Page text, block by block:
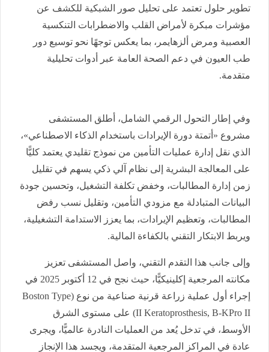
تطوير حلول تعتمد على تحليل صور الشبكية للكشف عن
مؤشرات مبكرة لأمراض القلب والاضطرابات التنكسية
العصبية ومرض ألزهايمر، بما يعكس توجهًا نحو توسيع دور
طب العيون في دعم الصحة العامة عبر أدوات تحليلية
متقدمة.
وفي إطار التحول الرقمي الشامل، أطلق المستشفى
مشروع «أتمتة دورة الإيرادات باستخدام الذكاء الاصطناعي»،
الذي نقل إدارة عمليات التأمين من نموذج تقليدي يعتمد كليًّا
على المعالجة البشرية إلى نظام آلي ذكي يسهم في تقليل
زمن إدارة المطالبات، وخفض تكلفة التشغيل، وتحسين جودة
البيانات المتبادلة مع مزودي التأمين، وتقليل نسب رفض
المطالبات، وتعظيم الإيرادات، بما يعزز الاستدامة التشغيلية،
ويربط الابتكار التقني بالكفاءة المالية.
وإلى جانب هذا التقدم التقني، واصل المستشفى تعزيز
مكانته المرجعية إكلينيكيًّا، حيث نجح في 12 أكتوبر 2025 في
إجراء أول عملية زراعة قرنية صناعية من نوع (Boston Type
II Keratoprosthesis, B-KPro II) على مستوى الشرق
الأوسط، في تدخل يُعد من العمليات النادرة عالميًّا، ويجرى
عادة في المراكز المرجعية المتقدمة، ويجسد هذا الإنجاز